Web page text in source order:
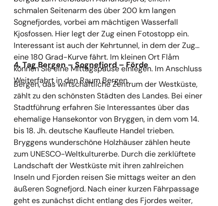
schmalen Seitenarm des über 200 km langen
Sognefjordes, vorbei am mächtigen Wasserfall
Kjosfossen. Hier legt der Zug einen Fotostopp ein.
Interessant ist auch der Kehrtunnel, in dem der Zug
eine 180 Grad-Kurve fährt. Im kleinen Ort Flåm
können Sie eine Mittagspause einlegen. Im Anschluss
Weiterfahrt in den Raum Bergen.
4. Tag Bergen– Sognefjord – Förde
Bergen, das wirtschaftliche Zentrum der Westküste,
zählt zu den schönsten Städten des Landes. Bei einer
Stadtführung erfahren Sie Interessantes über das
ehemalige Hansekontor von Bryggen, in dem vom 14.
bis 18. Jh. deutsche Kaufleute Handel trieben.
Bryggens wunderschöne Holzhäuser zählen heute
zum UNESCO-Weltkulturerbe. Durch die zerklüftete
Landschaft der Westküste mit ihren zahlreichen
Inseln und Fjorden reisen Sie mittags weiter an den
äußeren Sognefjord. Nach einer kurzen Fährpassage
geht es zunächst dicht entlang des Fjordes weiter,